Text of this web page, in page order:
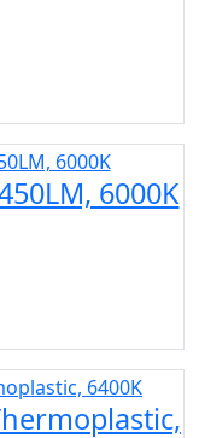
6000K